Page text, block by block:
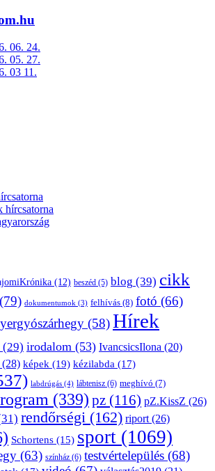
06. 24.
05. 27.
03 11.
hírcsatorna
(12) beszéd (5) blog (39) cikk
(79) dokumentumok (3) felhívás (8) fotó (66)
(58)Hírek
(29) irodalom (53) IvancsicsIlona (20)
(28) képek (19) kézilabda (17)
labdrúgás (4) lábtenisz (6) meghívó (7)
(339) pz (116) pZ.KissZ (26)
rendőrségi (162) riport(26)
Schortens (15) sport (1069)
(63) színház (6) testvértelepülés (68)